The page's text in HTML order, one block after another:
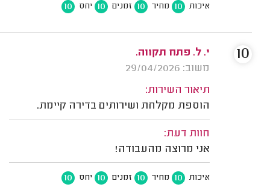
איכות 10 מחיר 10 זמנים 10 יחס 10
י. ל. פתח תקווה.
משוב: 29/04/2026
תיאור השירות:
הוספת מקלחת ושירותים בדירה קיימת.
חוות דעת:
אני מרוצה מהעבודה!
איכות 10 מחיר 10 זמנים 10 יחס 10
10